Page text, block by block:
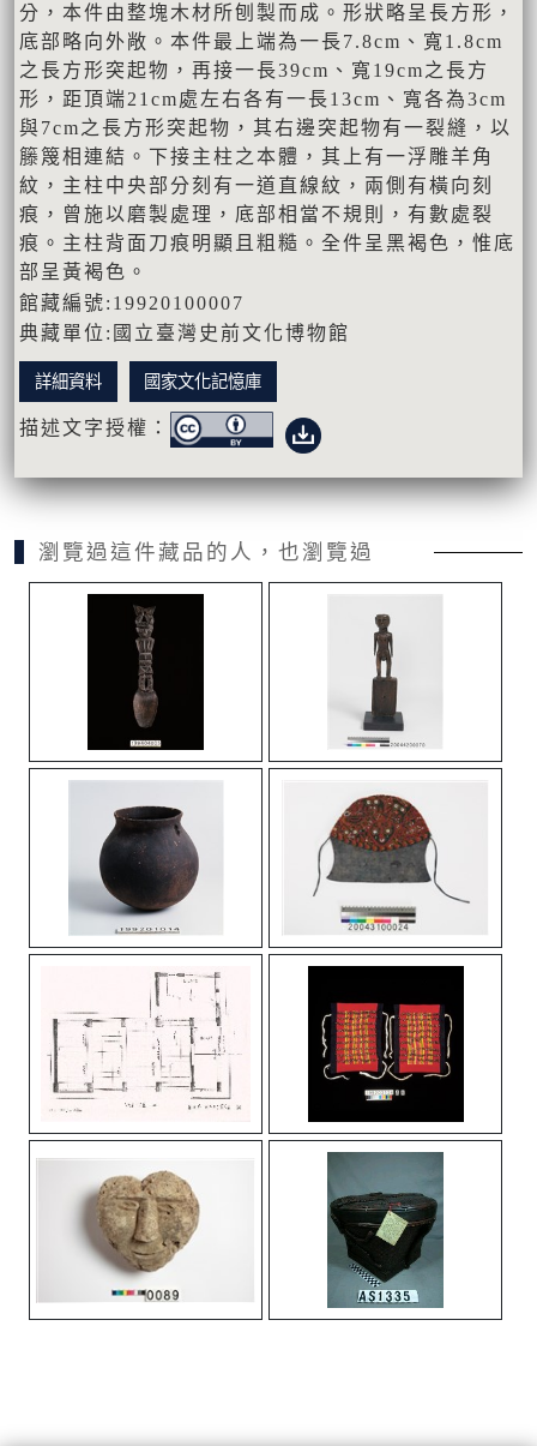
分，本件由整塊木材所刨製而成。形狀略呈長方形，
底部略向外敞。本件最上端為一長7.8cm、寬1.8cm
之長方形突起物，再接一長39cm、寬19cm之長方
形，距頂端21cm處左右各有一長13cm、寬各為3cm
與7cm之長方形突起物，其右邊突起物有一裂縫，以
籐篾相連結。下接主柱之本體，其上有一浮雕羊角
紋，主柱中央部分刻有一道直線紋，兩側有橫向刻
痕，曾施以磨製處理，底部相當不規則，有數處裂
痕。主柱背面刀痕明顯且粗糙。全件呈黑褐色，惟底
部呈黃褐色。
館藏編號:19920100007
典藏單位:國立臺灣史前文化博物館
詳細資料 國家文化記憶庫
描述文字授權：
瀏覽過這件藏品的人，也瀏覽過